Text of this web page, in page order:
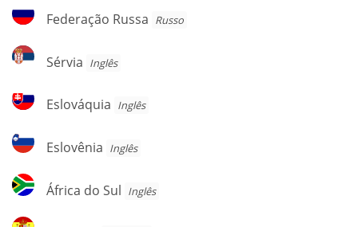
Federação
Russa
Federação Russa Russo
Sérvia
Sérvia Inglês
Eslováquia
Eslováquia Inglês
Eslovênia
Eslovênia Inglês
África
do
África do Sul Inglês